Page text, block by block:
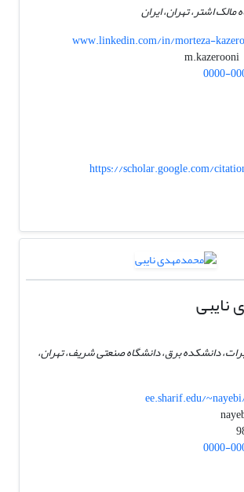
مالک اشتر، تهران، ایران
www.linkedin.com/in/morteza-
0000-
https://scholar.google.com/
نایبی
دانشکده برق، دانشگاه صنعتی شریف، تهران،
ee.sharif.edu/
0000-